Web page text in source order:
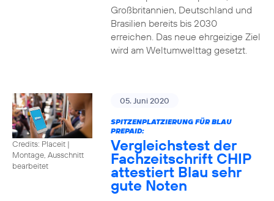
Großbritannien, Deutschland und
Brasilien bereits bis 2030
erreichen. Das neue ehrgeizige Ziel
wird am Weltumwelttag gesetzt.
Credits: Placeit |
Montage, Ausschnitt
bearbeitet
05. Juni 2020
SPITZENPLATZIERUNG FÜR BLAU
PREPAID:
Vergleichstest der
Fachzeitschrift CHIP
attestiert Blau sehr
gute Noten